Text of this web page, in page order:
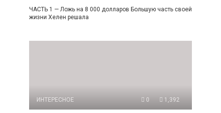
ЧАСТЬ 1 — Ложь на 8 000 долларов Большую часть своей
жизни Хелен решала
ИНТЕРЕСНОЕ 0 1,392